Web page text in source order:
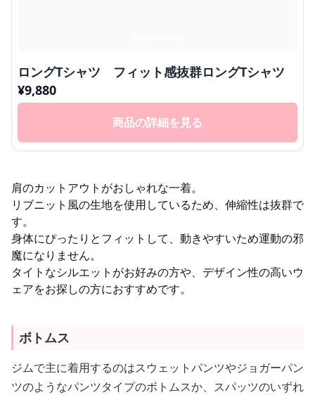
ロングTシャツ フィット感抜群ロングTシャツ
¥9,880
商品の詳細を見る
肩のカットアウトがおしゃれな一着。
リブニット風の生地を使用しているため、伸縮性は抜群で
す。
身体にぴったりとフィットして、動きやすいため運動の邪
魔になりません。
タイトなシルエットがお好みの方や、デザイン性の高いウ
ェアをお探しの方におすすめです。
ボトムス
ジムで主に着用するのはスウェットパンツやジョガーパン
ツのようなパンツタイプのボトムスか、スパッツのいずれ